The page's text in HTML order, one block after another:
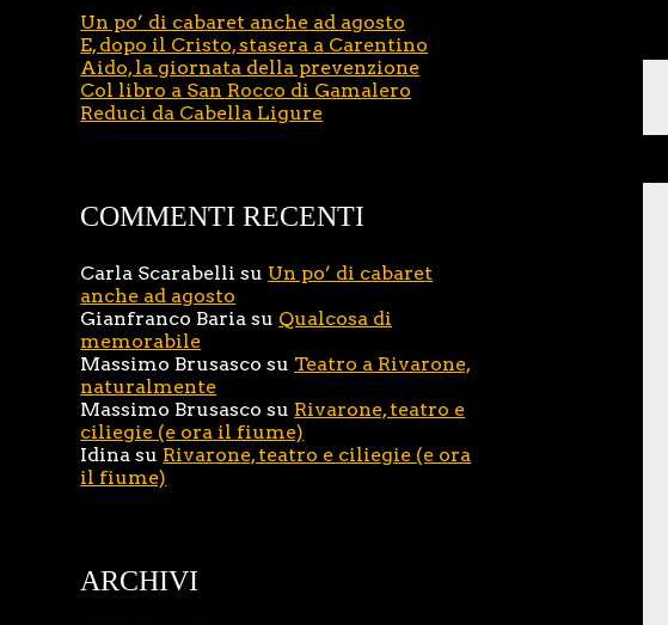
Un po’ di cabaret anche ad agosto
E, dopo il Cristo, stasera a Carentino
Aido, la giornata della prevenzione
Col libro a San Rocco di Gamalero
Reduci da Cabella Ligure
COMMENTI RECENTI
Carla Scarabelli su Un po’ di cabaret
anche ad agosto
Gianfranco Baria su Qualcosa di
memorabile
Massimo Brusasco su Teatro a Rivarone,
naturalmente
Massimo Brusasco su Rivarone, teatro e
ciliegie (e ora il fiume)
Idina su Rivarone, teatro e ciliegie (e ora
il fiume)
ARCHIVI